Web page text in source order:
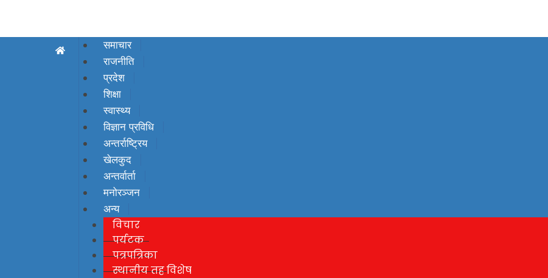
समाचार
राजनीति
प्रदेश
शिक्षा
स्वास्थ्य
विज्ञान प्रविधि
अन्तर्राष्ट्रिय
खेलकुद
अन्तर्वार्ता
मनोरञ्जन
अन्य
विचार
पर्यटक
पत्रपत्रिका
स्थानीय तह विशेष